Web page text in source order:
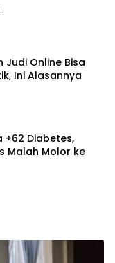
Online Bisa
Ini Alasannya
+62 Diabetes,
Malah Molor ke